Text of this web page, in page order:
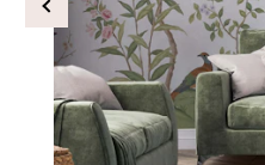
Previous